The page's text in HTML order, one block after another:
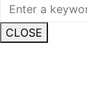
CLOSE